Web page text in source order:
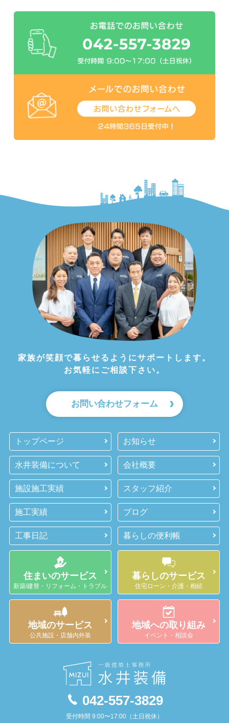
家族が笑顔で暮らせるようにサポートします。
お気軽にご相談下さい。
お問い合わせフォーム
042-557-3829
受付時間 9:00〜17:00（土日祝休）
トップページ お知らせ
水井装備について 会社概要
施設施工実績 スタッフ紹介
施工実績 ブログ
工事日記 暮らしの便利帳
住まいのサービス
新築/建替・リフォーム・トラブル
暮らしのサービス
住宅ローン・介護・相続
地域のサービス
公共施設・店舗内外装
地域への取り組み
イベント・相談会